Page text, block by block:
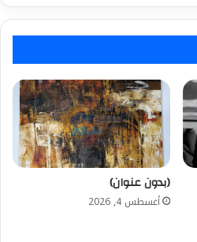
(بدون عنوان)
أغسطس 4, 2026